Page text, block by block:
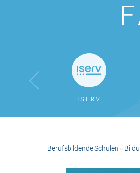
ISERV
Berufsbildende Schulen »